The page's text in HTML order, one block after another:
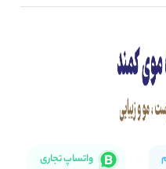
واتساپ تجاری